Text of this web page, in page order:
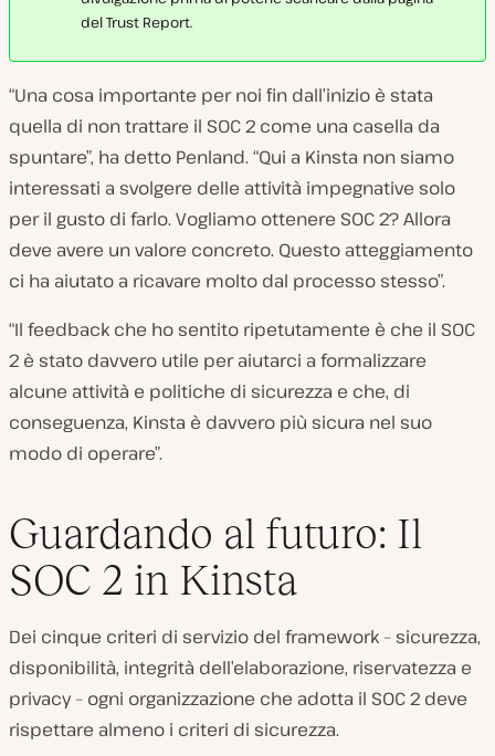
del Trust Report.
“Una cosa importante per noi fin dall’inizio è stata
quella di non trattare il SOC 2 come una casella da
spuntare”, ha detto Penland. “Qui a Kinsta non siamo
interessati a svolgere delle attività impegnative solo
per il gusto di farlo. Vogliamo ottenere SOC 2? Allora
deve avere un valore concreto. Questo atteggiamento
ci ha aiutato a ricavare molto dal processo stesso”.
“Il feedback che ho sentito ripetutamente è che il SOC
2 è stato davvero utile per aiutarci a formalizzare
alcune attività e politiche di sicurezza e che, di
conseguenza, Kinsta è davvero più sicura nel suo
modo di operare”.
Guardando al futuro: Il
SOC 2 in Kinsta
Dei cinque criteri di servizio del framework – sicurezza,
disponibilità, integrità dell’elaborazione, riservatezza e
privacy – ogni organizzazione che adotta il SOC 2 deve
rispettare almeno i criteri di sicurezza.